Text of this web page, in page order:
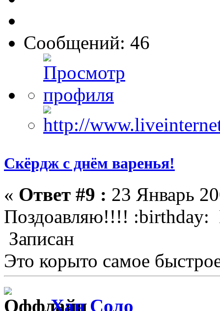
Сообщений: 46
Скёрдж с днём варенья!
« Ответ #9 : 23 Январь
Поздоавляю!!!! :birthday:
Записан
Это корыто самое
Хан Соло